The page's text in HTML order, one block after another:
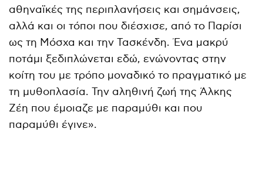
αθηναϊκές της περιπλανήσεις και σημάνσεις,
αλλά και οι τόποι που διέσχισε, από το Παρίσι
ως τη Μόσχα και την Τασκένδη. Ένα μακρύ
ποτάμι ξεδιπλώνεται εδώ, ενώνοντας στην
κοίτη του με τρόπο μοναδικό το πραγματικό με
τη μυθοπλασία. Την αληθινή ζωή της Άλκης
Ζέη που έμοιαζε με παραμύθι και που
παραμύθι έγινε».